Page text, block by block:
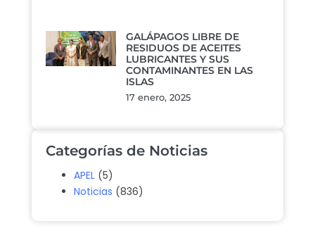
GALÁPAGOS LIBRE DE
RESIDUOS DE ACEITES
LUBRICANTES Y SUS
CONTAMINANTES EN LAS
ISLAS
17 enero, 2025
Categorías de Noticias
APEL (5)
Noticias (836)